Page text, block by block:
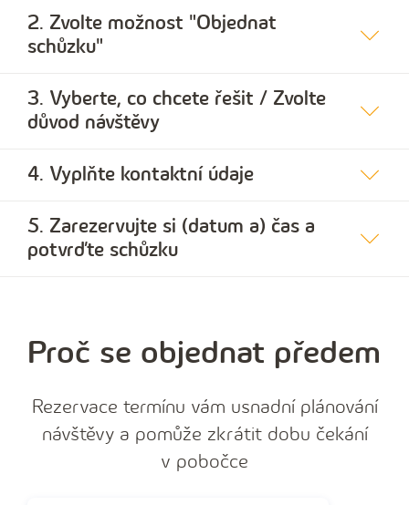
2. Zvolte možnost "Objednat
schůzku"
3. Vyberte, co chcete řešit / Zvolte
důvod návštěvy
4. Vyplňte kontaktní údaje
5. Zarezervujte si (datum a) čas a
potvrďte schůzku
Proč se objednat předem
Rezervace termínu vám usnadní plánování
návštěvy a pomůže zkrátit dobu čekání
v pobočce